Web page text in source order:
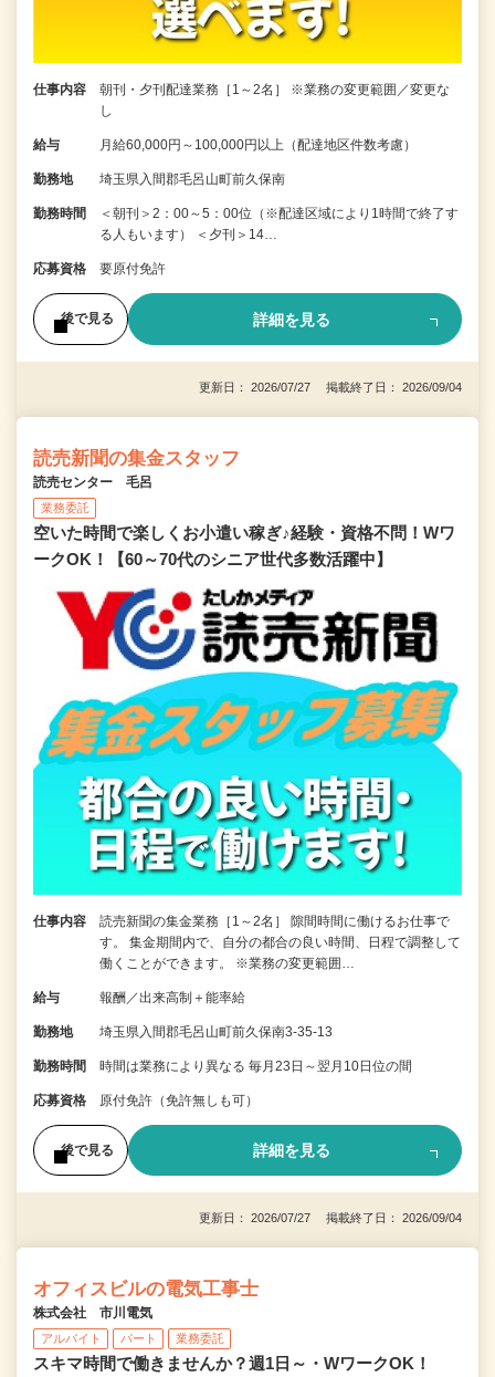
仕事内容
朝刊・夕刊配達業務［1～2名］ ※業務の変更範囲／変更な
し
給与 月給60,000円～100,000円以上（配達地区件数考慮）
勤務地 埼玉県入間郡毛呂山町前久保南
勤務時間
＜朝刊＞2：00～5：00位（※配達区域により1時間で終了す
る人もいます） ＜夕刊＞14…
応募資格 要原付免許
後で見る 詳細を見る
更新日： 2026/07/27 掲載終了日： 2026/09/04
読売新聞の集金スタッフ
読売センター 毛呂
業務委託
空いた時間で楽しくお小遣い稼ぎ♪経験・資格不問！Wワ
ークOK！【60～70代のシニア世代多数活躍中】
仕事内容
読売新聞の集金業務［1～2名］ 隙間時間に働けるお仕事で
す。 集金期間内で、自分の都合の良い時間、日程で調整して
働くことができます。 ※業務の変更範囲…
給与 報酬／出来高制＋能率給
勤務地 埼玉県入間郡毛呂山町前久保南3-35-13
勤務時間 時間は業務により異なる 毎月23日～翌月10日位の間
応募資格 原付免許（免許無しも可）
後で見る 詳細を見る
更新日： 2026/07/27 掲載終了日： 2026/09/04
オフィスビルの電気工事士
株式会社 市川電気
アルバイト パート 業務委託
スキマ時間で働きませんか？週1日～・WワークOK！